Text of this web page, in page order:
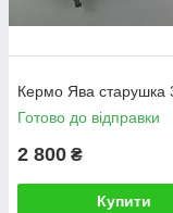
Кермо Ява старушка
Готово до відправки
2 800 ₴
Купити